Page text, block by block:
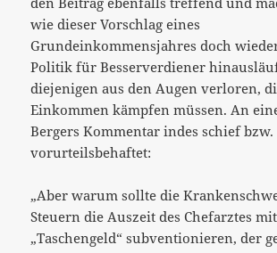
wie dieser Vorschlag eines
Grundeinkommensjahres doch
Politik für Besserverdiener
diejenigen aus den Augen verloren,
Einkommen kämpfen müssen. An
Bergers Kommentar indes schief bzw.
vorurteilsbehaftet:
„Aber warum sollte die
Steuern die Auszeit des Chefarztes
„Taschengeld“ subventionieren, der